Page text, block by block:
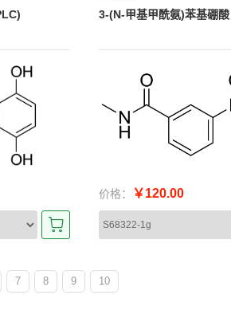
3-(N-甲基甲酰氨)苯基硼
价格： ￥120.00
7 8 9 10